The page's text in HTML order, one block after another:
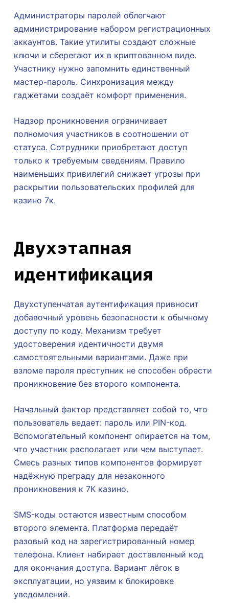
Администраторы паролей облегчают
администрирование набором регистрационных
аккаунтов. Такие утилиты создают сложные
ключи и сберегают их в криптованном виде.
Участнику нужно запомнить единственный
мастер-пароль. Синхронизация между
гаджетами создаёт комфорт применения.
Надзор проникновения ограничивает
полномочия участников в соотношении от
статуса. Сотрудники приобретают доступ
только к требуемым сведениям. Правило
наименьших привилегий снижает угрозы при
раскрытии пользовательских профилей для
казино 7к.
Двухэтапная
идентификация
Двухступенчатая аутентификация привносит
добавочный уровень безопасности к обычному
доступу по коду. Механизм требует
удостоверения идентичности двумя
самостоятельными вариантами. Даже при
взломе пароля преступник не способен обрести
проникновение без второго компонента.
Начальный фактор представляет собой то, что
пользователь ведает: пароль или PIN-код.
Вспомогательный компонент опирается на том,
что участник располагает или чем выступает.
Смесь разных типов компонентов формирует
надёжную преграду для незаконного
проникновения к 7К казино.
SMS-коды остаются известным способом
второго элемента. Платформа передаёт
разовый код на зарегистрированный номер
телефона. Клиент набирает доставленный код
для окончания доступа. Вариант лёгок в
эксплуатации, но уязвим к блокировке
уведомлений.